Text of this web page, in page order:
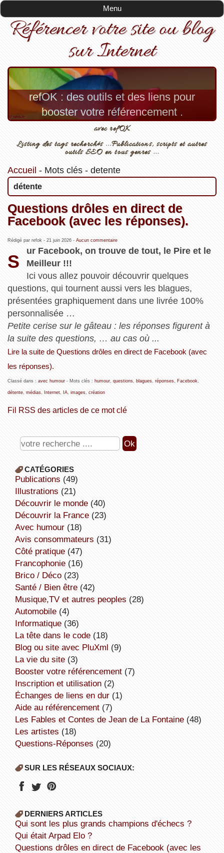
Menu
Référencer votre site ou blog
sur Internet
refOK : des outils et des liens pour
booster votre référencement .
avec refOK
Listing des tags recherchés ...Publications, scripts et autres
outils SEO en tous genres ...
Accueil - Mots clés- detente
détente
Questions drôles en direct de
Facebook (avec les réponses).
Rédigé par refok - 21 juin 2026- Aucun commentaire
S
ur Facebook, on trouve de tout, le Pire et le
Meilleur !!!
Ici vous allez pouvoir découvrir quelques
questions, qui tournent aussi vers les blagues,
présentées graphiquement dans une livrée 100%
personnalisée …
Petite cerise sur le gâteau : les réponses figurent à
la suite des questions, … au cas où ...
Lire la suite de Questions drôles en direct de Facebook (avec
les réponses).
Classé dans : avec humour- Mots clés : humour, questions, blagues, réponses, Facebook
détente, médias, Internet, IA, images, création
Fil RSS des articles de ce mot clé
CATÉGORIES
publications (49)
illustrations (21)
découvrir le monde(40)
découvrir la France(23)
avec humour(18)
avis consommateurs (31)
côté pratique(47)
Francophonie(16)
Brico / Déco(23)
Santé / Bien être(42)
Musique,TV et autres peoples (28)
Automobile(4)
informatique(36)
la tête dans le code(18)
Blog ou site avec PluXml (9)
la vie du site(3)
booster votre référencement(7)
inscription et utilisation(2)
échanges de liens en dur(1)
aide au référencement(7)
Les Fables et Contes de Jean de La Fontaine(48)
Les artistes (18)
Questions-Réponses (20)
SUR LES RÉSEAUX SOCIAUX:
DERNIERS ARTICLES
Qui sont les plus grands champions d'échecs ?
Qui était Arpad Elo ?
Questions drôles en direct de Facebook (avec les